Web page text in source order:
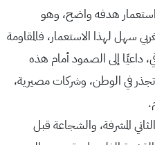
هدفه واضح، وهو
سهل لهذا الاستعمار، فالمقاومة
إلى الصمود أمام هذه
في الوطن، وشركات مصيرية،
المشرفة، والشجاعة قبل